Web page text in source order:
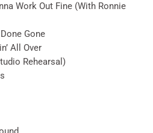
Work Out Fine (With Ronnie
Gone
All Over
Rehearsal)